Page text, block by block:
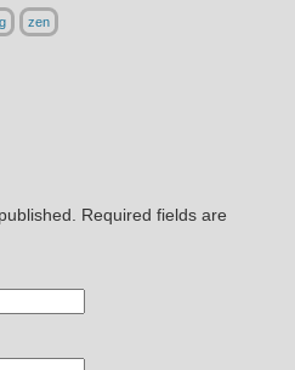
zen
Required fields are